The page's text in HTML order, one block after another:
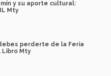
y su aporte cultural:
Mty
perderte de la Feria
Libro Mty